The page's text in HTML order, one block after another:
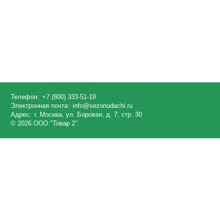
Телефон: +7 (800) 333-51-19
Электронная почта: info@sezonudachi.ru
Адрес: г. Москва, ул. Боровая, д. 7, стр. 30
© 2026 ООО "Товар 2".